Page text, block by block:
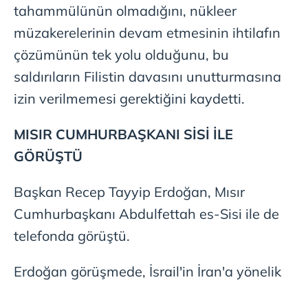
verileriniz işlenmekte olup gerekli olan çerezler bilgi
toplumu hizmetlerinin sunulması amacıyla
kılınması ve kişiselleştirilmesi ve sizlere yönelik
reklam/pazarlama faaliyetlerinin yapılması, amaçlarıyla
sınırlı olarak açık rızanız dahilinde kullanılacaktır.
Çerezlere ilişkin tercihlerinizi aşağıda yer alan panel
vasıtasıyla belirleyebilirsiniz. Çerezlere ilişkin detaylı bilgi
için Ayarlar butonuna tıklayabilir,
6698 sayılı Kişisel Verilerin Korunması Kanunu uyarınca
ilgili mevzuata uygun olarak kullanılan çerezlerle ilgili bilgi
tahammülünün olmadığını, nükleer
müzakerelerinin devam etmesinin ihtilafın
çözümünün tek yolu olduğunu, bu
saldırıların Filistin davasını unutturmasına
izin verilmemesi gerektiğini kaydetti.
MISIR CUMHURBAŞKANI SİSİ İLE
GÖRÜŞTÜ
Başkan Recep Tayyip Erdoğan, Mısır
Cumhurbaşkanı Abdulfettah es-Sisi ile de
telefonda görüştü.
Erdoğan görüşmede, İsrail'in İran'a yönelik